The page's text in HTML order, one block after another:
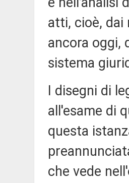
atti, cioè, dai
ancora oggi,
sistema
I disegni di
all'esame di
questa
che vede